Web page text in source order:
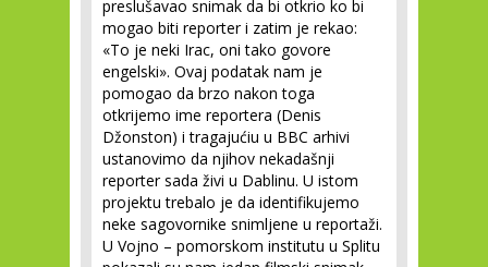
preslušavao snimak da bi otkrio ko bi
mogao biti reporter i zatim je rekao:
«To je neki Irac, oni tako govore
engelski». Ovaj podatak nam je
pomogao da brzo nakon toga
otkrijemo ime reportera (Denis
Džonston) i tragajućiu u BBC arhivi
ustanovimo da njihov nekadašnji
reporter sada živi u Dablinu. U istom
projektu trebalo je da identifikujemo
neke sagovornike snimljene u reportaži.
U Vojno – pomorskom institutu u Splitu